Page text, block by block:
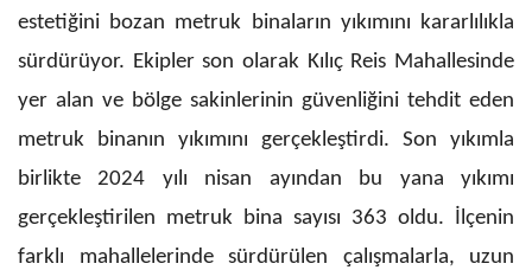
estetiğini bozan metruk binaların yıkımını kararlılıkla
sürdürüyor. Ekipler son olarak Kılıç Reis Mahallesinde
yer alan ve bölge sakinlerinin güvenliğini tehdit eden
metruk binanın yıkımını gerçekleştirdi. Son yıkımla
birlikte 2024 yılı nisan ayından bu yana yıkımı
gerçekleştirilen metruk bina sayısı 363 oldu. İlçenin
farklı mahallelerinde sürdürülen çalışmalarla, uzun